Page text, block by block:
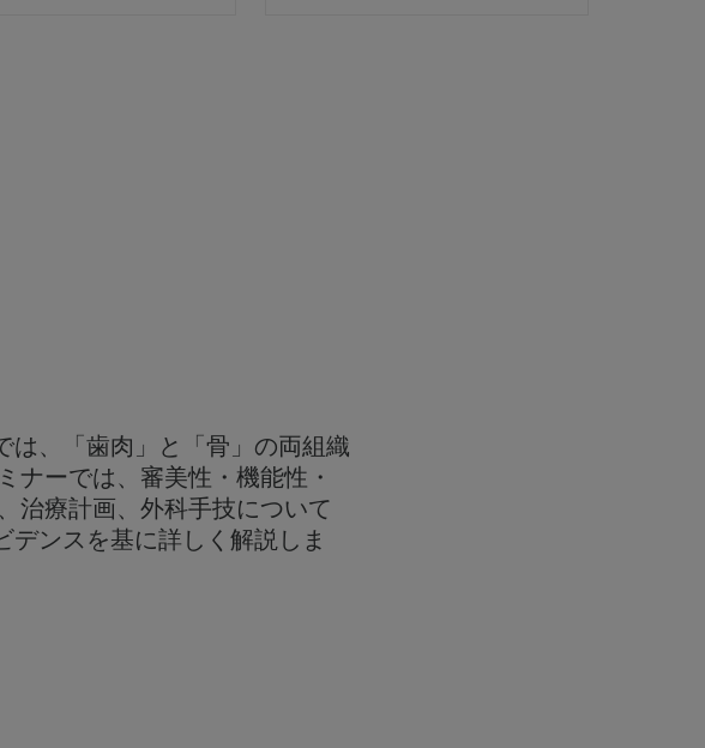
は、「歯肉」と「骨」の両組織
ナーでは、審美性・機能性・
治療計画、外科手技について
ンスを基に詳しく解説しま